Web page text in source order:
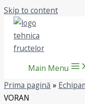
Skip to content
Main Menu
Prima pagină »
VORAN